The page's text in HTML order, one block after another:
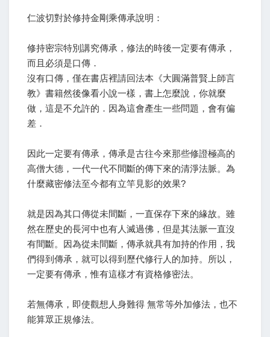
仁波切對於修持金剛乘傳承說明：
修持密宗特別講究傳承，修法的時後一定要有傳承，
而且必須是口傳．
沒有口傳，僅在書店裡請回法本《大圓滿普賢上師言
教》書籍然後像看小說一樣，書上怎麼說，你就麼
做，這是不允許的．因為這會產生一些問題，會有偏
差．
因此一定要有傳承，傳承是古往今來那些修證極高的
高僧大德，一代一代不間斷的傳下來的清淨法脈。為
什麼藏密修法至今都有立竿見影的效果?
就是因為其口傳從未間斷，一直保存下來的緣故。雖
然在歷史的長河中也有人滅過佛，但是其法脈一直沒
有間斷。因為從未間斷，傳承就具有加持的作用，我
們得到傳承，就可以得到歷代修行人的加持。所以，
一定要有傳承，惟有這樣才有資格修密法。
若無傳承，即使觀想人身難得 無常等外加修法，也不
能算眾正規修法。